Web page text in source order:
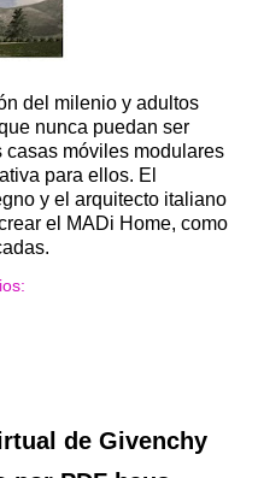
del milenio y adultos
nunca puedan ser
casas móviles modulares
para ellos. El
y el arquitecto italiano
el MADi Home, como
de Givenchy